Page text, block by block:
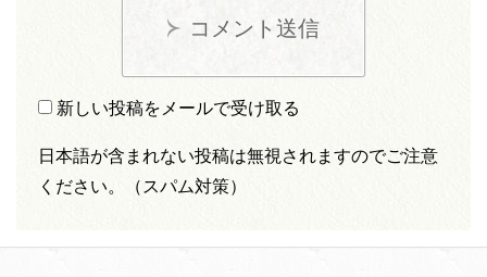
コメント送信
新しい投稿をメールで受け取る
日本語が含まれない投稿は無視されますのでご注意
ください。（スパム対策）